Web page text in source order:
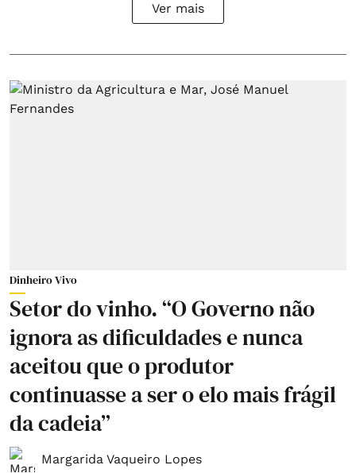
Ver mais
Dinheiro Vivo
Setor do vinho. “O Governo não
ignora as dificuldades e nunca
aceitou que o produtor
continuasse a ser o elo mais frágil
da cadeia”
Margarida Vaqueiro Lopes